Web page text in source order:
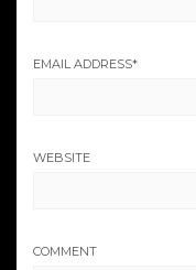
EMAIL ADDRESS*
WEBSITE
COMMENT